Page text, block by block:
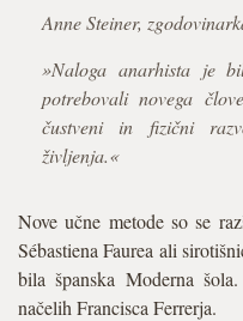
Anne Steiner,
»Naloga anarhista je
potrebovali novega
čustveni in fizični
življenja.«
Nove učne metode so se
Sébastiena Faurea ali
bila španska Moderna
načelih Francisca Ferrerja.